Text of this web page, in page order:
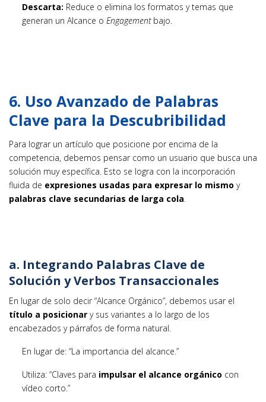
Descarta: Reduce o elimina los formatos y temas que
generan un Alcance oEngagementbajo.
6. Uso Avanzado de Palabras
Clave para la Descubribilidad
Para lograr un artículo que posicione por encima de la
competencia, debemos pensar como un usuario que busca una
solución muy específica. Esto se logra con la incorporación
fluida de expresiones usadas para expresar lo mismo y
palabras clave secundarias de larga cola.
a. Integrando Palabras Clave de
Solución y Verbos Transaccionales
En lugar de solo decir “Alcance Orgánico”, debemos usar el
título a posicionar y sus variantes a lo largo de los
encabezados y párrafos de forma natural.
En lugar de: “La importancia del alcance.”
Utiliza: “Claves para impulsar el alcance orgánico con
vídeo corto.”